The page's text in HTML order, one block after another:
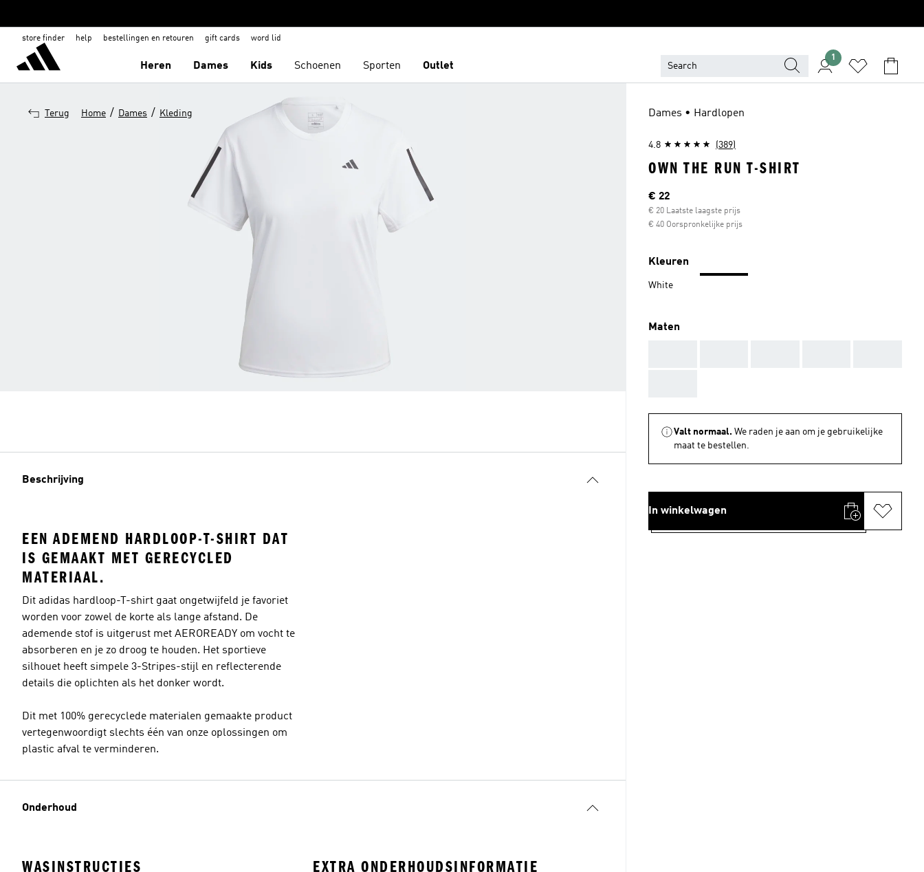
store finder help bestellingen en retouren gift cards word lid
Heren Dames Kids Schoenen Sporten Outlet
1
Terug Home / Dames / Kleding
Beschrijving
EEN ADEMEND HARDLOOP-T-SHIRT DAT
IS GEMAAKT MET GERECYCLED
MATERIAAL.
Dit adidas hardloop-T-shirt gaat ongetwijfeld je favoriet
worden voor zowel de korte als lange afstand. De
ademende stof is uitgerust met AEROREADY om vocht te
absorberen en je zo droog te houden. Het sportieve
silhouet heeft simpele 3-Stripes-stijl en reflecterende
details die oplichten als het donker wordt.
Dit met 100% gerecyclede materialen gemaakte product
vertegenwoordigt slechts één van onze oplossingen om
plastic afval te verminderen.
Onderhoud
WASINSTRUCTIES EXTRA ONDERHOUDSINFORMATIE
Dames • Hardlopen
4.8 (389)
OWN THE RUN T-SHIRT
Huidige prijs
€ 22
€ 20 Laatste laagste prijs
€ 40 Oorspronkelijke prijs
Kleuren
White
Maten
Valt normaal. We raden je aan om je gebruikelijke
maat te bestellen.
In winkelwagen